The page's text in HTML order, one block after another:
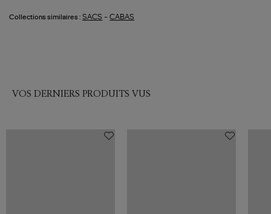
Collections similaires : SACS -CABAS
VOS DERNIERS PRODUITS VUS